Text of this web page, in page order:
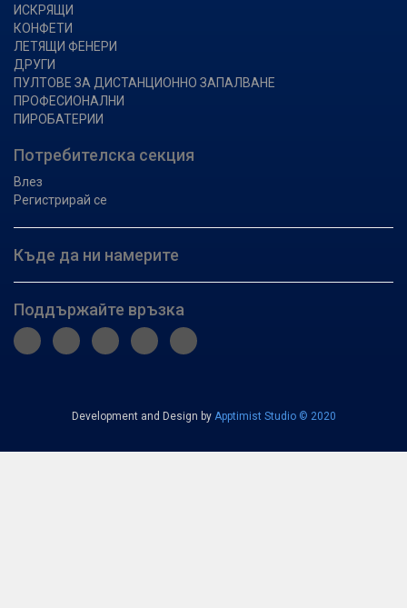
ИСКРЯЩИ
КОНФЕТИ
ЛЕТЯЩИ ФЕНЕРИ
ДРУГИ
ПУЛТОВЕ ЗА ДИСТАНЦИОННО ЗАПАЛВАНЕ
ПРОФЕСИОНАЛНИ
ПИРОБАТЕРИИ
Потребителска секция
Влез
Регистрирай се
Къде да ни намерите
Поддържайте връзка
Development and Design by Apptimist Studio © 2020